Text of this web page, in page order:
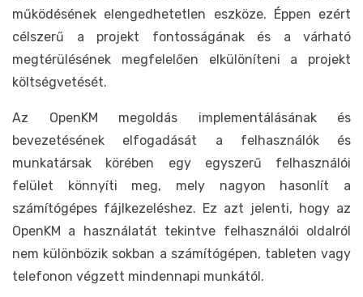
működésének elengedhetetlen eszköze. Éppen ezért
célszerű a projekt fontosságának és a várható
megtérülésének megfelelően elkülöníteni a projekt
költségvetését.
Az OpenKM megoldás implementálásának és
bevezetésének elfogadását a felhasználók és
munkatársak körében egy egyszerű felhasználói
felület könnyíti meg, mely nagyon hasonlít a
számítógépes fájlkezeléshez. Ez azt jelenti, hogy az
OpenKM a használatát tekintve felhasználói oldalról
nem különbözik sokban a számítógépen, tableten vagy
telefonon végzett mindennapi munkától.